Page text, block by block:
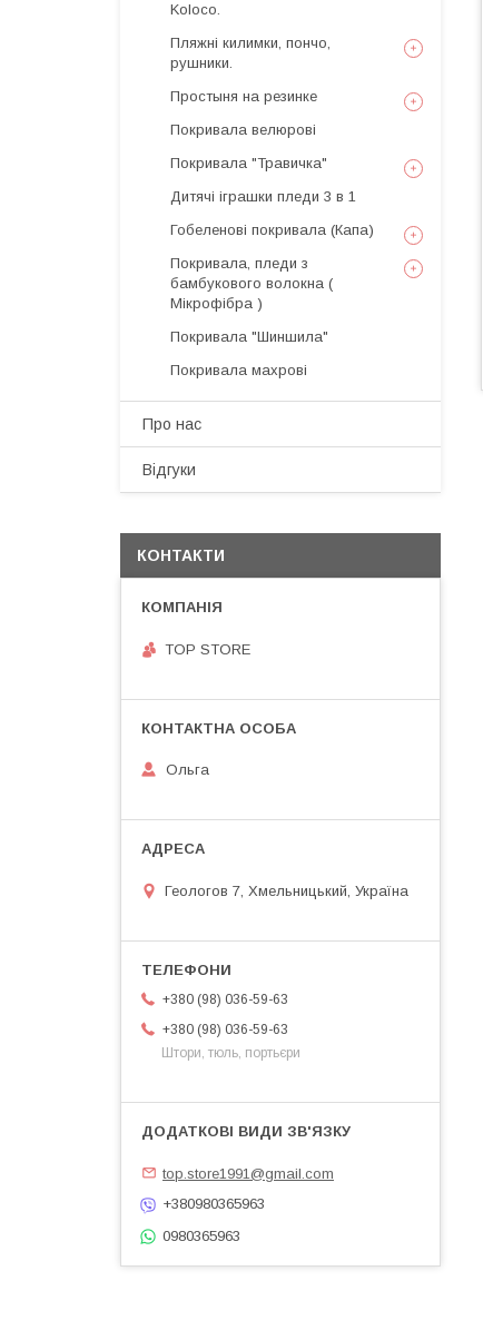
Koloco.
Пляжні килимки, пончо,
рушники.
Простыня на резинке
Покривала велюрові
Покривала "Травичка"
Дитячі іграшки пледи 3 в 1
Гобеленові покривала (Капа)
Покривала, пледи з
бамбукового волокна (
Мікрофібра )
Покривала "Шиншила"
Покривала махрові
Про нас
Відгуки
КОНТАКТИ
TOP STORE
Ольга
Геологов 7, Хмельницький, Україна
+380 (98) 036-59-63
+380 (98) 036-59-63
Штори, тюль, портьєри
top.store1991@gmail.com
+380980365963
0980365963